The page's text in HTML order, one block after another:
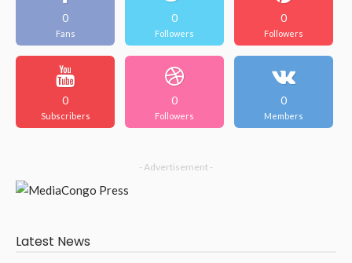
0
Fans
0
Followers
0
Followers
0
Subscribers
0
Followers
0
Members
- Advertisement -
Latest News